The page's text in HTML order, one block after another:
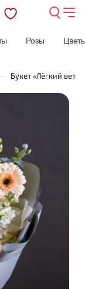
Розы
— Букет «Лёгкий